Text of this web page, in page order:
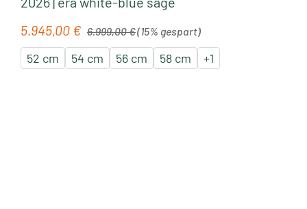
Verkaufspreis:
5.945,00 € Regulärer Preis:
6.999,00 €(15% gespart)
52 cm 54 cm 56 cm 58 cm +1